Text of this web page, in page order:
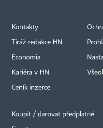
Kontakty
Tiráž redakce HN
Economia
Kariéra v HN
Ceník inzerce
Koupit / darovat předplatné